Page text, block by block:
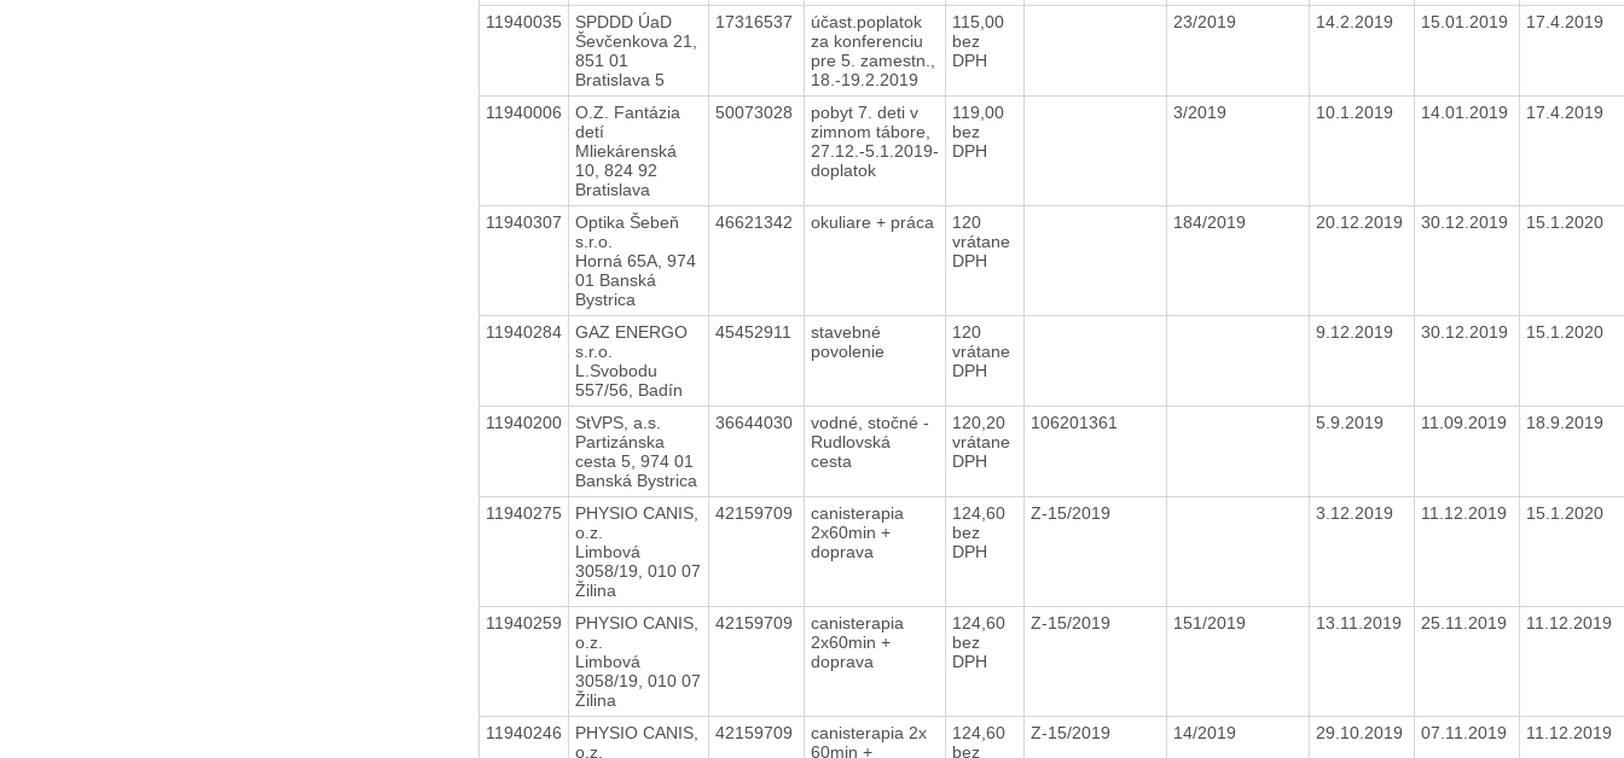
11940035
SPDDD ÚaD
Ševčenkova 21,
851 01
Bratislava 5
17316537
účast.poplatok
za konferenciu
pre 5. zamestn.,
18.-19.2.2019
115,00
bez
DPH
23/2019 14.2.2019 15.01.2019 17.4.2019
11940006
O.Z. Fantázia
detí
Mliekárenská
10, 824 92
Bratislava
50073028
pobyt 7. deti v
zimnom tábore,
27.12.-5.1.2019-
doplatok
119,00
bez
DPH
3/2019 10.1.2019 14.01.2019 17.4.2019
11940307
Optika Šebeň
s.r.o.
Horná 65A, 974
01 Banská
Bystrica
46621342 okuliare + práca
120
vrátane
DPH
184/2019 20.12.2019 30.12.2019 15.1.2020
11940284
GAZ ENERGO
s.r.o.
L.Svobodu
557/56, Badín
45452911
stavebné
povolenie
120
vrátane
DPH
9.12.2019 30.12.2019 15.1.2020
11940200
StVPS, a.s.
Partizánska
cesta 5, 974 01
Banská Bystrica
36644030
vodné, stočné -
Rudlovská
cesta
120,20
vrátane
DPH
106201361 5.9.2019 11.09.2019 18.9.2019
11940275
PHYSIO CANIS,
o.z.
Limbová
3058/19, 010 07
Žilina
42159709
canisterapia
2x60min +
doprava
124,60
bez
DPH
Z-15/2019 3.12.2019 11.12.2019 15.1.2020
11940259
PHYSIO CANIS,
o.z.
Limbová
3058/19, 010 07
Žilina
42159709
canisterapia
2x60min +
doprava
124,60
bez
DPH
Z-15/2019 151/2019 13.11.2019 25.11.2019 11.12.2019
11940246
PHYSIO CANIS,
o.z.
42159709
canisterapia 2x
60min +
124,60
bez
Z-15/2019 14/2019 29.10.2019 07.11.2019 11.12.2019